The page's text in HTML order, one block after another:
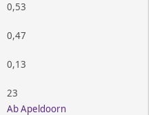
0,53
0,47
0,13
23
Ab Apeldoorn